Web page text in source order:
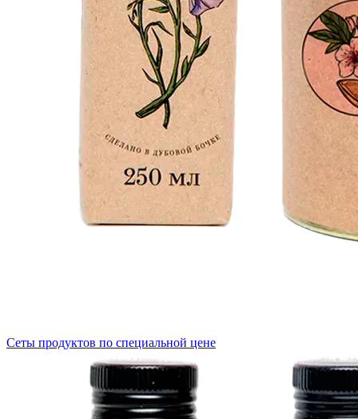
Сеты продуктов по специальной цене